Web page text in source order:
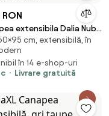
RON
extensibila Dalia Nube
cm, extensibilă, în
în 14 e-shop-uri
Livrare gratuită